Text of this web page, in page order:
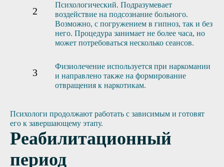
Психологический. Подразумевает
воздействие на подсознание больного.
Возможно, с погружением в гипноз, так и без
него. Процедура занимает не более часа, но
может потребоваться несколько сеансов.
Физиолечение используется при наркомании
и направлено также на формирование
отвращения к наркотикам.
Психологи продолжают работать с зависимым и готовят
его к завершающему этапу.
Реабилитационный
период